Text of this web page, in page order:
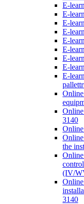
E-
E-
E-
E-
E-
E-
E-
E-
E-
3140
the
(IV/
3140